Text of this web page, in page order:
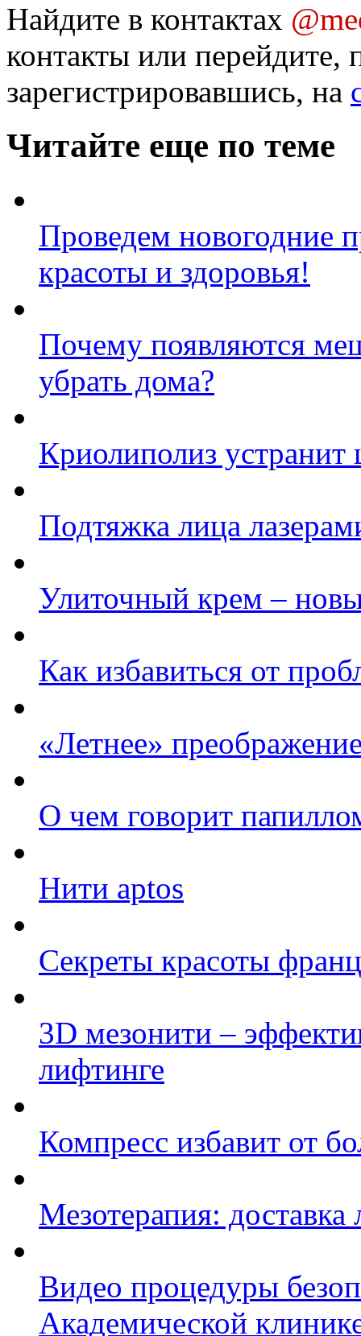
Найдите в контактах
контакты или перейдите,
зарегистрировавшись, на
Читайте еще по теме
Проведем новогодние
красоты и здоровья!
Почему появляются
убрать дома?
Криолиполиз
Подтяжка лица
Улиточный крем –
Как избавиться от
«Летнее»
О чем говорит
Нити aptos
Секреты красоты
3D мезонити –
лифтинге
Компресс избавит от
Мезотерапия: доставка
Видео процедуры
Академической